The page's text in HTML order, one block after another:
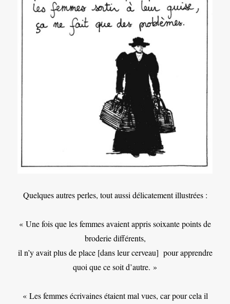
Quelques autres perles, tout aussi délicatement illustrées :
« Une fois que les femmes avaient appris soixante points de
broderie différents,
il n’y avait plus de place [dans leur cerveau] pour apprendre
quoi que ce soit d’autre. »
« Les femmes écrivaines étaient mal vues, car pour cela il